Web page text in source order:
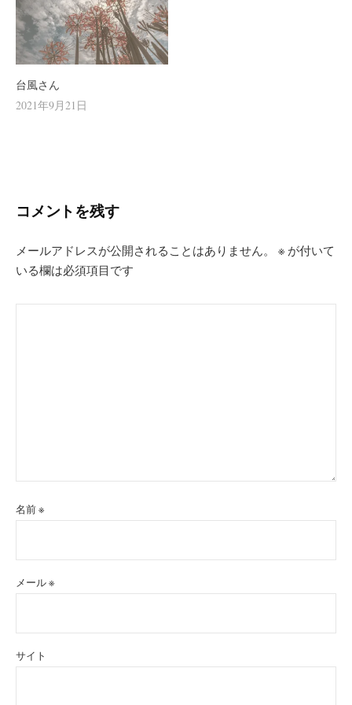
台風さん
2021年9月21日
コメントを残す
メールアドレスが公開されることはありません。 ※ が付いて
いる欄は必須項目です
名前※
メール※
サイト